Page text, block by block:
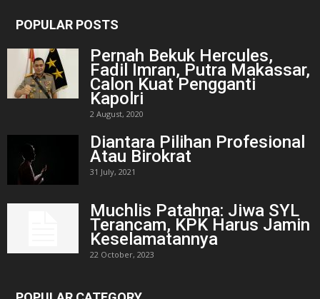
POPULAR POSTS
Pernah Bekuk Hercules,
Fadil Imran, Putra Makassar,
Calon Kuat Pengganti
Kapolri
2 August, 2020
Diantara Pilihan Profesional
Atau Birokrat
31 July, 2021
Muchlis Patahna: Jiwa SYL
Terancam, KPK Harus Jamin
Keselamatannya
22 October, 2023